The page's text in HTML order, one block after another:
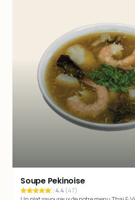
Soupe Pekinoise
4.4 (47)